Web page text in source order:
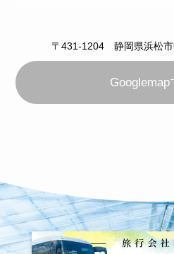
〒431-1204 静岡県浜松市
Googlemap